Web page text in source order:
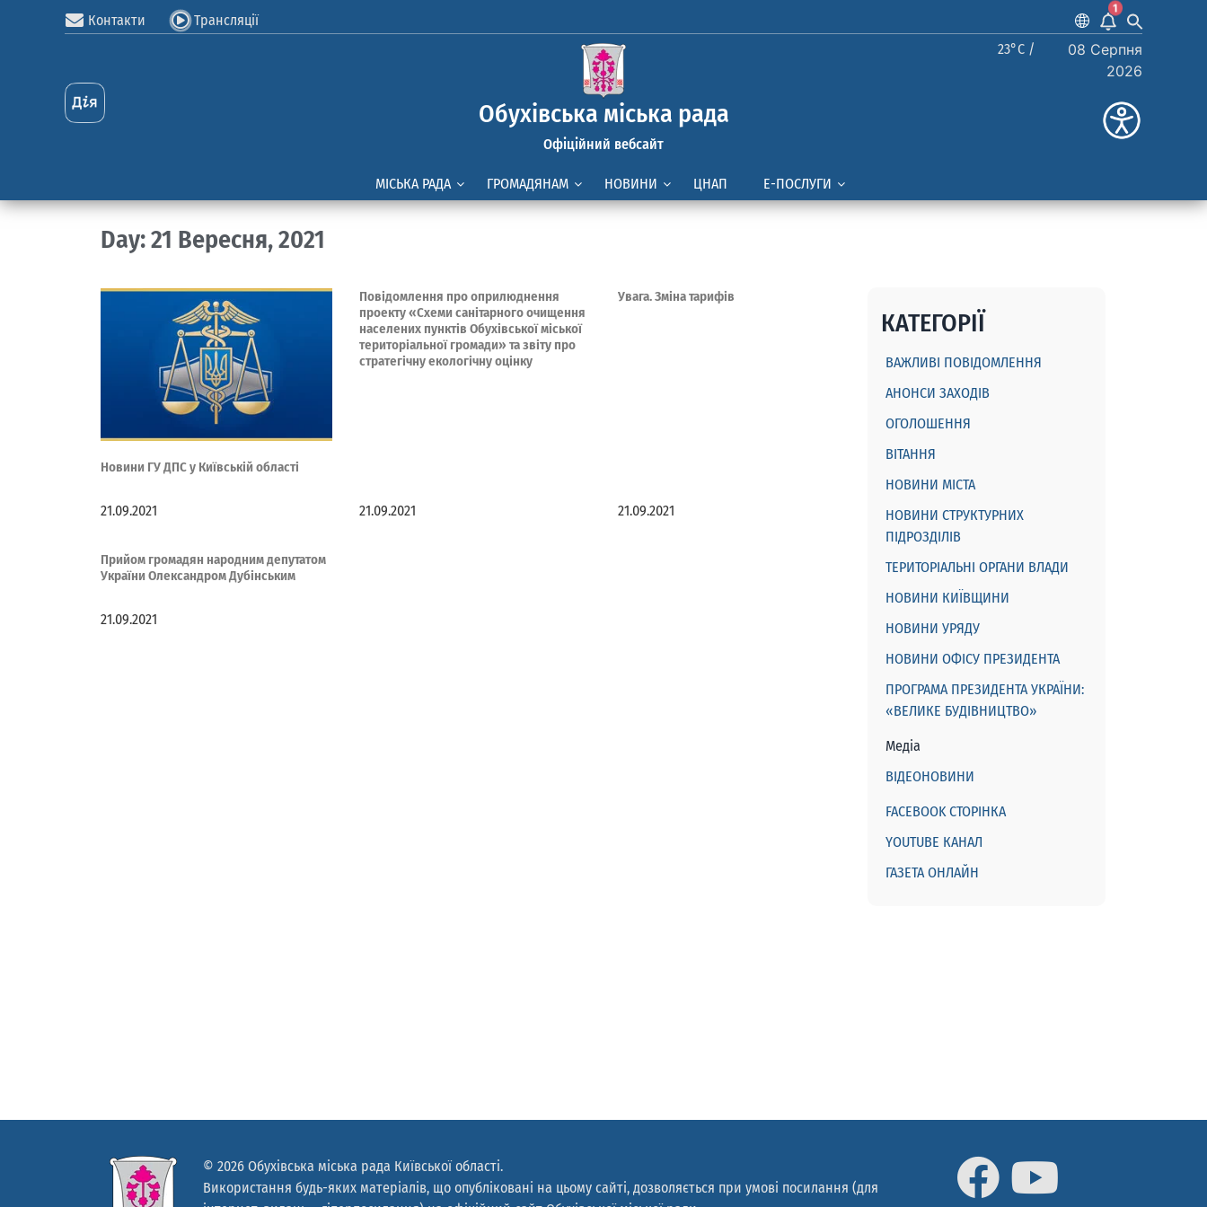
Контакти Трансляції
1
Обухівська міська рада
Офіційний вебсайт
23°C /
08 Серпня
2026
МІСЬКА РАДА ГРОМАДЯНАМ НОВИНИ ЦНАП Е-ПОСЛУГИ
Day: 21 Вересня, 2021
Новини ГУ ДПС у Київській області
21.09.2021
Повідомлення про оприлюднення
проекту «Схеми санітарного очищення
населених пунктів Обухівської міської
територіальної громади» та звіту про
стратегічну екологічну оцінку
21.09.2021
Увага. Зміна тарифів
21.09.2021
Прийом громадян народним депутатом
України Олександром Дубінським
21.09.2021
КАТЕГОРІЇ
ВАЖЛИВІ ПОВІДОМЛЕННЯ
АНОНСИ ЗАХОДІВ
ОГОЛОШЕННЯ
ВІТАННЯ
НОВИНИ МІСТА
НОВИНИ СТРУКТУРНИХ
ПІДРОЗДІЛІВ
ТЕРИТОРІАЛЬНІ ОРГАНИ ВЛАДИ
НОВИНИ КИЇВЩИНИ
НОВИНИ УРЯДУ
НОВИНИ ОФІСУ ПРЕЗИДЕНТА
ПРОГРАМА ПРЕЗИДЕНТА УКРАЇНИ:
«ВЕЛИКЕ БУДІВНИЦТВО»
Медіа
ВІДЕОНОВИНИ
FACEBOOK СТОРІНКА
YOUTUBE КАНАЛ
ГАЗЕТА ОНЛАЙН
© 2026 Обухівська міська рада Київської області.
Використання будь-яких матеріалів, що опубліковані на цьому сайті, дозволяється при умові посилання (для